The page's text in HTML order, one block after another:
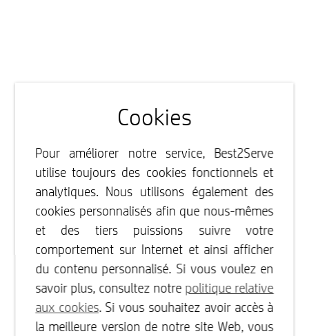
Cookies
Pour améliorer notre service, Best2Serve
utilise toujours des cookies fonctionnels et
analytiques. Nous utilisons également des
cookies personnalisés afin que nous-mêmes
et des tiers puissions suivre votre
comportement sur Internet et ainsi afficher
du contenu personnalisé. Si vous voulez en
savoir plus, consultez notre politique relative
aux cookies. Si vous souhaitez avoir accès à
la meilleure version de notre site Web, vous